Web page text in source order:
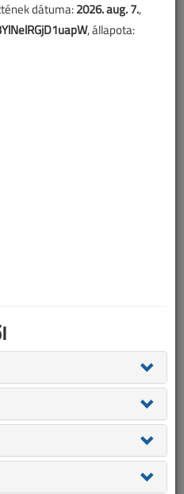
a
Lapja 2007.
táblázata
dátuma:2026. aug. 7.,
, állapota: